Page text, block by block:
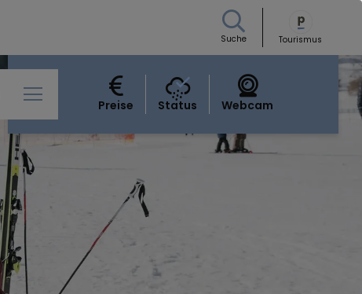
Suche Tourismus
Preise Status Webcam